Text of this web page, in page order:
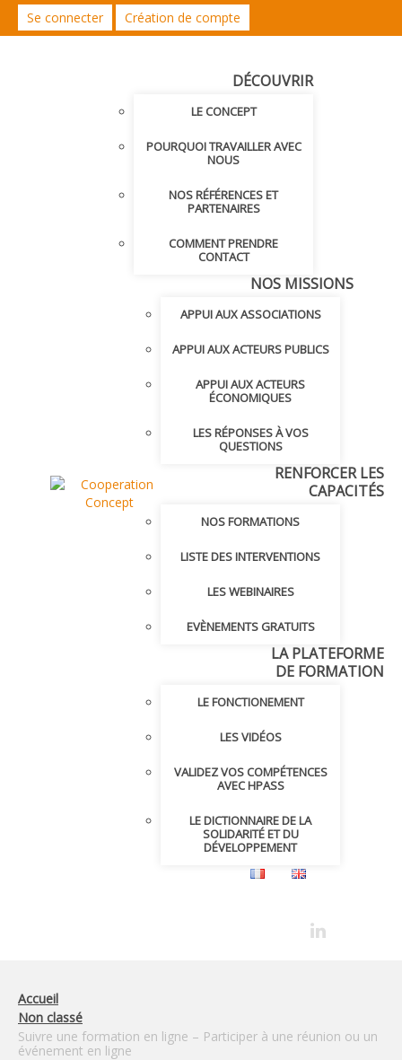
Se connecter Création de compte
DÉCOUVRIR
LE CONCEPT
POURQUOI TRAVAILLER AVEC
NOUS
NOS RÉFÉRENCES ET
PARTENAIRES
COMMENT PRENDRE
CONTACT
NOS MISSIONS
APPUI AUX ASSOCIATIONS
APPUI AUX ACTEURS PUBLICS
APPUI AUX ACTEURS
ÉCONOMIQUES
LES RÉPONSES À VOS
QUESTIONS
RENFORCER LES
CAPACITÉS
NOS FORMATIONS
LISTE DES INTERVENTIONS
LES WEBINAIRES
EVÈNEMENTS GRATUITS
LA PLATEFORME
DE FORMATION
LE FONCTIONEMENT
LES VIDÉOS
VALIDEZ VOS COMPÉTENCES
AVEC HPASS
LE DICTIONNAIRE DE LA
SOLIDARITÉ ET DU
DÉVELOPPEMENT
Accueil
Non classé
Suivre une formation en ligne – Participer à une réunion ou un
événement en ligne